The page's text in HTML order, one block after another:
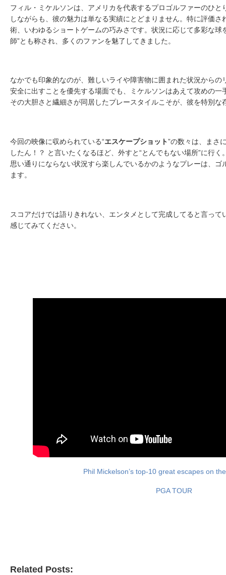
フィル・ミケルソンは、アメリカを代表するプロゴルファーのひ
しながらも、彼の魅力は単なる実績にとどまりません。特に評価
術、いわゆるショートゲームの巧みさです。状況に応じて多彩な球
師”とも称され、多くのファンを魅了してきました。
なかでも印象的なのが、難しいライや障害物に囲まれた状況から
安全に出すことを優先する場面でも、ミケルソンはあえて攻めの一
その大胆さと繊細さが同居したプレースタイルこそが、彼を特別な
今回の映像に収められている“エスケープショット”の数々は、まさ
したん！？ と言いたくなるほど、外すと“とんでもない場所”に行く
思い通りにならない状況すら楽しんでいるかのようなプレーは、
ます。
スコアだけでは語りきれない、エンタメとして完成してると言っ
感じてみてください。
Phil Mickelson’s top-10 great escapes on
PGA TOUR
Related Posts: